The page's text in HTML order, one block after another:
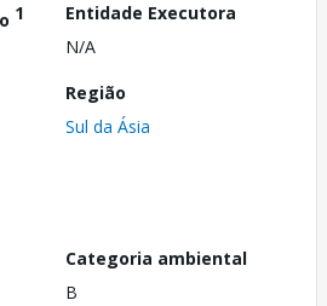
1
Entidade Executora
N/A
Região
Sul da Ásia
Categoria ambiental
B